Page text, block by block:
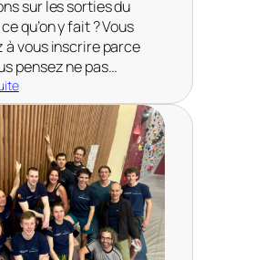
i
e
s
,
b
s
sur les sorties du
qu’on y fait ? Vous
à vous inscrire parce
pensez ne pas…
:
C
o
m
p
t
e
r
e